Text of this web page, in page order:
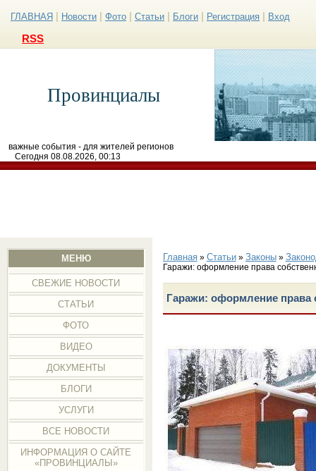
ГЛАВНАЯ Новости Фото Статьи Блоги Регистрация Вход
RSS
Провинциалы
важные события - для жителей регионов
Сегодня 08.08.2026, 00:13
МЕНЮ
СВЕЖИЕ НОВОСТИ
СТАТЬИ
ФОТО
ВИДЕО
ДОКУМЕНТЫ
БЛОГИ
УСЛУГИ
ВСЕ НОВОСТИ
ИНФОРМАЦИЯ О САЙТЕ
«ПРОВИНЦИАЛЫ»
Главная» Статьи» Законы»
Гаражи: оформление права
Гаражи: оформление права